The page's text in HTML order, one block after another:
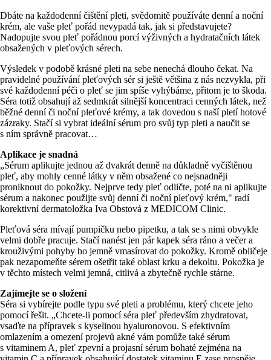
Dbáte na každodenní čištění pleti, svědomitě používáte denní a noční
krém, ale vaše pleť pořád nevypadá tak, jak si představujete?
Nadopujte svou pleť pořádnou porcí výživných a hydratačních látek
obsažených v pleťových sérech.
Výsledek v podobě krásné pleti na sebe nenechá dlouho čekat. Na
pravidelné používání pleťových sér si ještě většina z nás nezvykla, při
své každodenní péči o pleť se jim spíše vyhýbáme, přitom je to škoda.
Séra totiž obsahují až sedmkrát silnější koncentraci cenných látek, než
běžné denní či noční pleťové krémy, a tak dovedou s naší pletí hotové
zázraky. Stačí si vybrat ideální sérum pro svůj typ pleti a naučit se
s ním správně pracovat…
Aplikace je snadná
„Sérum aplikujte jednou až dvakrát denně na důkladně vyčištěnou
pleť, aby mohly cenné látky v něm obsažené co nejsnadněji
proniknout do pokožky. Nejprve tedy pleť odličte, poté na ni aplikujte
sérum a nakonec použijte svůj denní či noční pleťový krém," radí
korektivní dermatoložka Iva Obstová z MEDICOM Clinic.
Pleťová séra mívají pumpičku nebo pipetku, a tak se s nimi obvykle
velmi dobře pracuje. Stačí nanést jen pár kapek séra ráno a večer a
krouživými pohyby ho jemně vmasírovat do pokožky. Kromě obličeje
pak nezapomeňte sérem ošetřit také oblast krku a dekoltu. Pokožka je
v těchto místech velmi jemná, citlivá a zbytečně rychle stárne.
Zajímejte se o složení
Séra si vybírejte podle typu své pleti a problému, který chcete jeho
pomocí řešit. „Chcete-li pomocí séra pleť především zhydratovat,
vsaďte na přípravek s kyselinou hyaluronovou. S efektivním
omlazením a omezení projevů akné vám pomůže také sérum
s vitaminem A, pleť zpevní a projasní sérum bohaté zejména na